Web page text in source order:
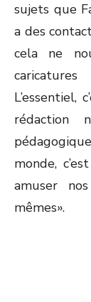
sujets que
a des
cela ne
L’essentiel,
rédaction
monde,
amuser
mêmes».